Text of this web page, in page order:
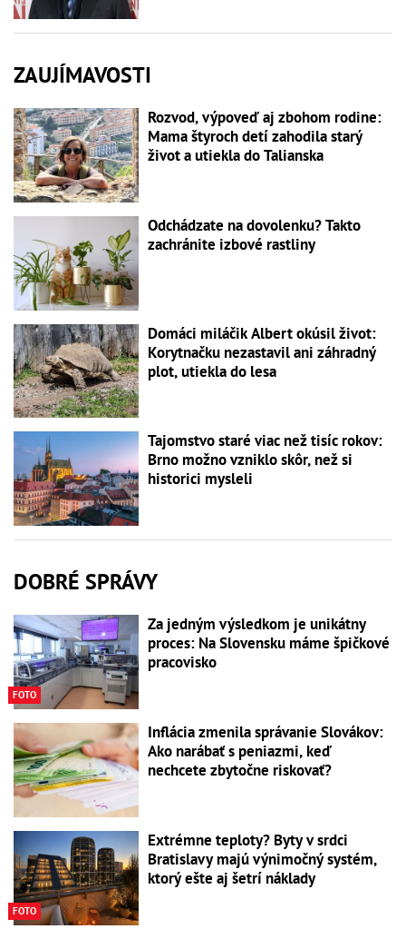
ZAUJÍMAVOSTI
Rozvod, výpoveď aj zbohom rodine:
Mama štyroch detí zahodila starý
život a utiekla do Talianska
Odchádzate na dovolenku? Takto
zachránite izbové rastliny
Domáci miláčik Albert okúsil život:
Korytnačku nezastavil ani záhradný
plot, utiekla do lesa
Tajomstvo staré viac než tisíc rokov:
Brno možno vzniklo skôr, než si
historici mysleli
DOBRÉ SPRÁVY
FOTO
Za jedným výsledkom je unikátny
proces: Na Slovensku máme špičkové
pracovisko
Inflácia zmenila správanie Slovákov:
Ako narábať s peniazmi, keď
nechcete zbytočne riskovať?
FOTO
Extrémne teploty? Byty v srdci
Bratislavy majú výnimočný systém,
ktorý ešte aj šetrí náklady